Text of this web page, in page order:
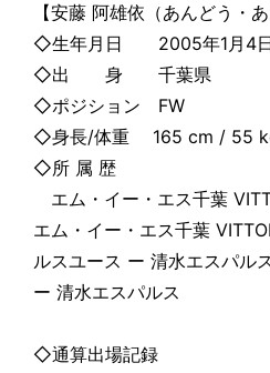
【安藤 阿雄依（あんどう・あ
◇生年月日 2005年1月4
◇出 身 千葉県
◇ポジション FW
◇身長/体重 165 cm / 55
◇所 属 歴
エム・イー・エス千葉
エム・イー・エス千葉
ルスユース ー 清水エスパル
ー 清水エスパルス
◇通算出場記録